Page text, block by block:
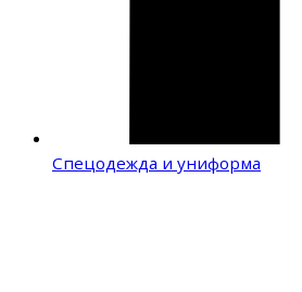
Спецодежда и униформа